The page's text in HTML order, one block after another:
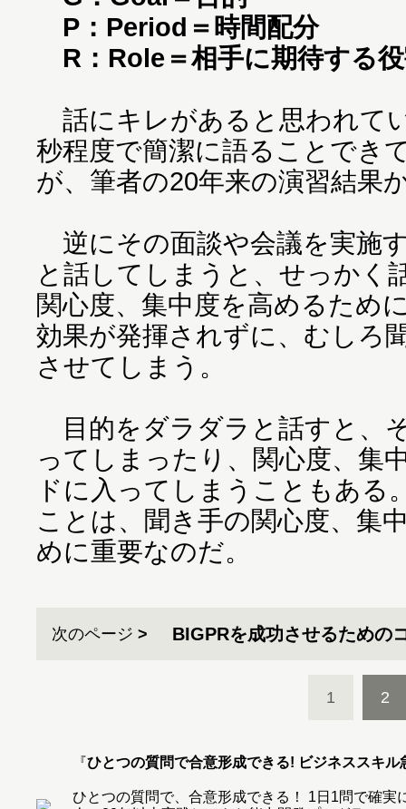
P：Period＝時間配分
R：Role＝相手に期待する
話にキレがあると思われて
秒程度で簡潔に語ることでき
が、筆者の20年来の演習結果
逆にその面談や会議を実施
と話してしまうと、せっかく
関心度、集中度を高めるため
効果が発揮されずに、むしろ
させてしまう。
目的をダラダラと話すと、
ってしまったり、関心度、集
ドに入ってしまうこともある
ことは、聞き手の関心度、集
めに重要なのだ。
次のページ BIGPRを成功させるための
1 2
『ひとつの質問で合意形成できる! ビジネススキル
ひとつの質問で、合意形成できる！ 1日1問で確実